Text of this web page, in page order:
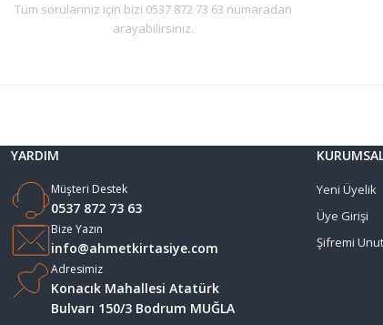
Tüm sorularınız için bizi 0537 872 73 63 numaradan
arayabilirsiniz.
YARDIM
Müşteri Destek
0537 872 73 63
Bize Yazın
info@ahmetkirtasiye.com
Adresimiz
Konacık Mahallesi Atatürk
Bulvarı 150/3 Bodrum MUĞLA
Yeni Üyelik
Üye Girişi
Şifremi